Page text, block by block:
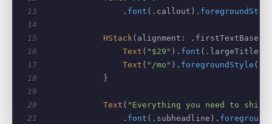
13
. font ( . callout ) .
14
15
HStack( alignment : .
16
Text ( "$29" ) . font ( . largeTitle
17
Text ( "/mo" ) . foregroundStyle (
18
}
19
20
Text ( "Everything you need to
21
. font ( . subheadline ) .